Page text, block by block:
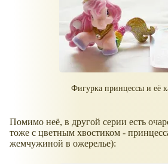
Фигурка принцессы и её
Помимо неё, в другой серии есть
тоже с цветным хвостиком -
жемчужиной в ожерелье):